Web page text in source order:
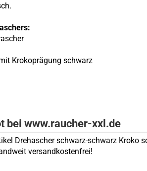
Krokoprägung schwarz
bei www.raucher-xxl.de
Drehascher schwarz-schwarz Kroko
versandkostenfrei!